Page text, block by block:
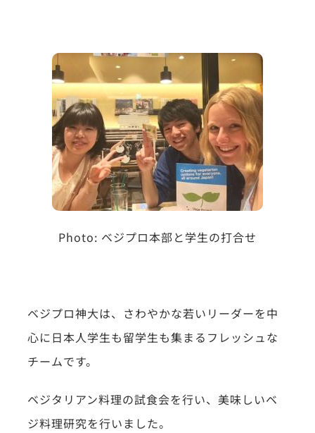
Photo: ベジプロ本部と学生の打合せ
ベジプロ神大は、さわやかな若いリーダーを中
心に日本人学生も留学生も集まるフレッシュな
チームです。
ベジタリアン料理の試食会を行い、美味しいベ
ジ料理研究を行いました。